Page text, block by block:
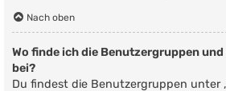
Nach oben
Wo finde ich die Benutzergruppen
bei?
Du findest die Benutzergruppen unter